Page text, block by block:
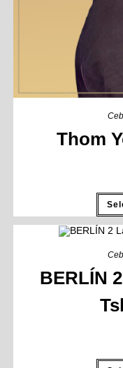
Thom
BERLÍN